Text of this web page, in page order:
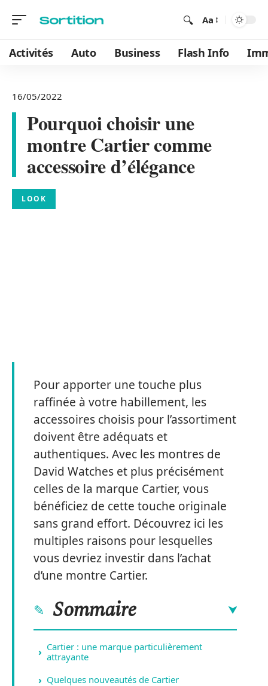
Aa
Activités Auto Business Flash Info
16/05/2022
Pourquoi choisir une
montre Cartier comme
accessoire d’élégance
LOOK
Pour apporter une touche plus
raffinée à votre habillement, les
accessoires choisis pour l’assortiment
doivent être adéquats et
authentiques. Avec les montres de
David Watches et plus précisément
celles de la marque Cartier, vous
bénéficiez de cette touche originale
sans grand effort. Découvrez ici les
multiples raisons pour lesquelles
vous devriez investir dans l’achat
d’une montre Cartier.
Sommaire
Cartier : une marque particulièrement
attrayante
Quelques nouveautés de Cartier